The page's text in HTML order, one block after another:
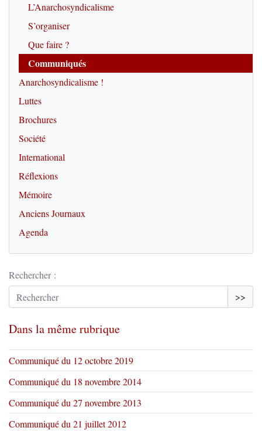
L’Anarchosyndicalisme
S’organiser
Que faire ?
Communiqués
Anarchosyndicalisme !
Luttes
Brochures
Société
International
Réflexions
Mémoire
Anciens Journaux
Agenda
Rechercher :
>>
Dans la même rubrique
Communiqué du 12 octobre 2019
Communiqué du 18 novembre 2014
Communiqué du 27 novembre 2013
Communiqué du 21 juillet 2012